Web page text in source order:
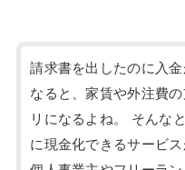
請求書を出したのに入
なると、家賃や外注費
リになるよね。 そんな
に現金化できるサービス